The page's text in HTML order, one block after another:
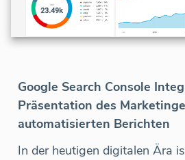
Google Search Console
Präsentation des
automatisierten Berichten
In der heutigen digitalen Ära